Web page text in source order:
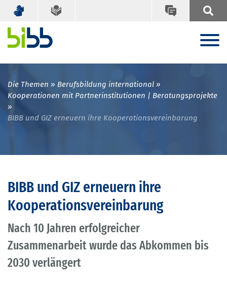
Die Themen
Berufsbildung international
Kooperationen mit Partnerinstitutionen | Beratungsprojekte
BIBB und GIZ erneuern ihre Kooperationsvereinbarung
BIBB und GIZ erneuern ihre
Kooperationsvereinbarung
Nach 10 Jahren erfolgreicher
Zusammenarbeit wurde das Abkommen bis
2030 verlängert